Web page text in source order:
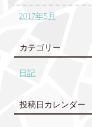
2017年5月
カテゴリー
日記
投稿日カレンダー